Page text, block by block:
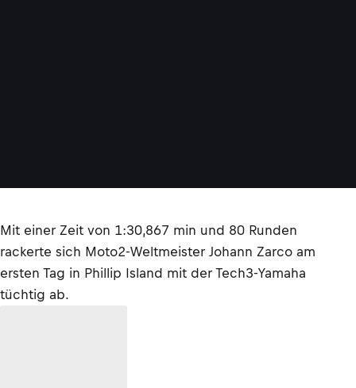
Mit einer Zeit von 1:30,867 min und 80 Runden
rackerte sich Moto2-Weltmeister Johann Zarco am
ersten Tag in Phillip Island mit der Tech3-Yamaha
tüchtig ab.